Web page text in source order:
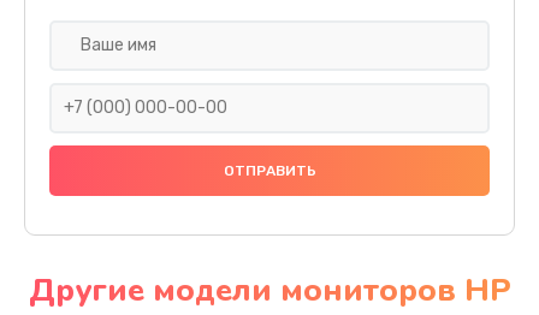
Восстановление данных
Другие модели мониторов HP